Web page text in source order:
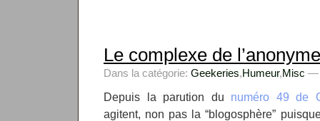
Le complexe de l’anonyme
Dans la catégorie: Geekeries,Humeur,Misc —
Depuis la parution du numéro 49 de
agitent, non pas la “blogosphère”